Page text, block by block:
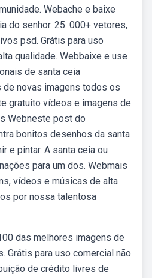
Webache e baixe
do senhor. 25. 000+ vetores,
psd. Grátis para uso
qualidade. Webbaixe e use
de santa ceia
de novas imagens todos os
gratuito vídeos e imagens de
Webneste post do
bonitos desenhos da santa
e pintar. A santa ceia ou
para um dos. Webmais
vídeos e músicas de alta
por nossa talentosa
das melhores imagens de
Grátis para uso comercial não
de crédito livres de